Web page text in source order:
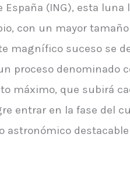
(ING), esta luna
con un mayor
magnífico suceso se
proceso denominado
máximo, que subirá
entrar en la fase del
astronómico